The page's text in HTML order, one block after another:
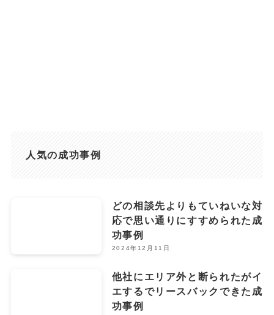
人気の成功事例
どの相談先よりもていねいな対
応で思い通りにすすめられた成
功事例
2024年12月11日
他社にエリア外と断られたがイ
エするでリースバックできた成
功事例